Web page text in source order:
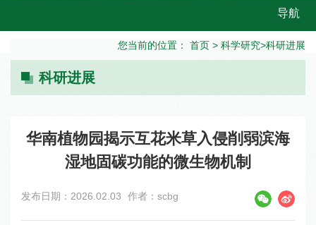
导航
您当前的位置： 首页 > 科学研究>科研进展
科研进展
华南植物园揭示互花米草入侵削弱滨海
湿地固碳功能的微生物机制
发布日期：2026.02.03 作者：scbg